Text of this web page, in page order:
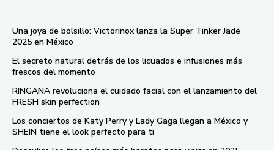
Una joya de bolsillo: Victorinox lanza la Super Tinker Jade
2025 en México
El secreto natural detrás de los licuados e infusiones más
frescos del momento
RINGANA revoluciona el cuidado facial con el lanzamiento del
FRESH skin perfection
Los conciertos de Katy Perry y Lady Gaga llegan a México y
SHEIN tiene el look perfecto para ti